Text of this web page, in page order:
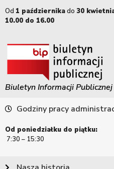
Od 1 październikado 30
10.00 do 16.00
Biuletyn Informacji Publicznej
Godziny pracy
Od poniedziałku do piątku:
7:30 – 15:30